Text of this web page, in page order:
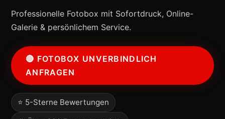
Professionelle Fotobox mit Sofortdruck, Online-
Galerie & persönlichem Service.
🔴 FOTOBOX UNVERBINDLICH
ANFRAGEN
⭐ 5-Sterne Bewertungen